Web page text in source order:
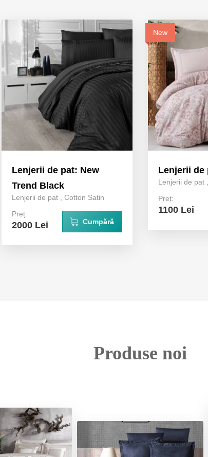
Lenjerii de pat: New
Trend Black
Lenjerii de pat
Cotton Satin
Preț:
2000 Lei Cumpără
New
Lenjerii de
Lenjerii de pat
Preț:
1100 Lei
Produse noi